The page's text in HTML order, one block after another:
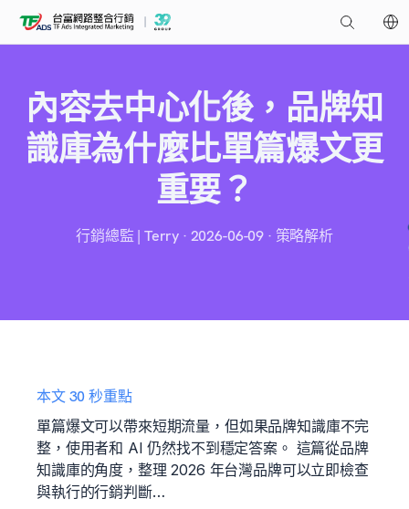
內容去中心化後，品牌知
識庫為什麼比單篇爆文更
重要？
行銷總監 | Terry · 2026-06-09 · 策略解析
本文 30 秒重點
單篇爆文可以帶來短期流量，但如果品牌知識庫不完
整，使用者和 AI 仍然找不到穩定答案。 這篇從品牌
知識庫的角度，整理 2026 年台灣品牌可以立即檢查
與執行的行銷判斷…